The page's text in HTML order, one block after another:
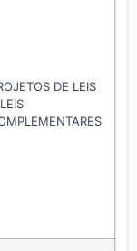
DE LEIS